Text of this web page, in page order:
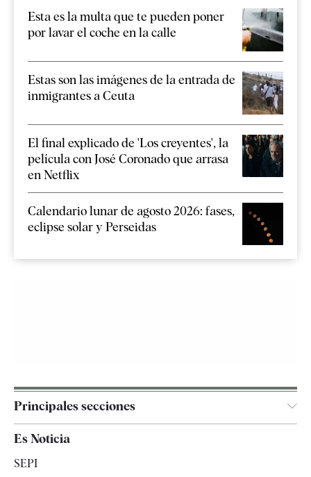
Esta es la multa que te pueden poner
por lavar el coche en la calle
Estas son las imágenes de la entrada de
inmigrantes a Ceuta
El final explicado de 'Los creyentes', la
película con José Coronado que arrasa
en Netflix
Calendario lunar de agosto 2026: fases,
eclipse solar y Perseidas
Principales secciones
España
Es Noticia
SEPI